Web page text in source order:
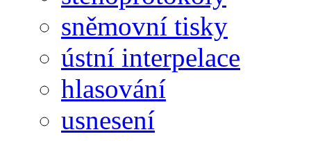
sněmovní tisky
ústní interpelace
hlasování
usnesení